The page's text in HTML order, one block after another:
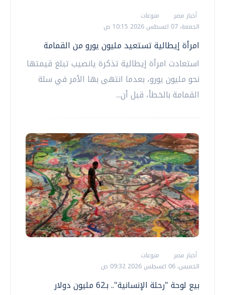
أخبار مصر
منوعات
الجمعة، 07 اغسطس 2026 10:15 ص
امرأة إيطالية تستعيد مليون يورو من القمامة
استعادت امرأة إيطالية تذكرة يانصيب تبلغ قيمتها
نحو مليون يورو، بعدما انتهى بها الأمر في سلة
القمامة بالخطأ، قبل أن...
أخبار مصر
منوعات
الخميس، 06 اغسطس 2026 09:32 ص
بيع لوحة "رحلة الإنسانية".. بـ62 مليون دولار